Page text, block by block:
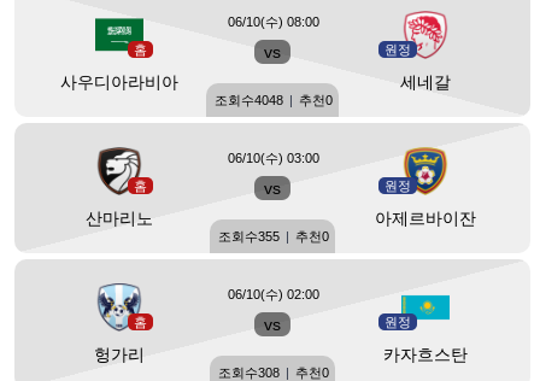
홈
사우디아라비아
vs 원정
세네갈
06/10(수) 08:00
조회수4048 | 추천0
홈
산마리노
vs 원정
아제르바이잔
06/10(수) 03:00
조회수355 | 추천0
홈
헝가리
vs 원정
카자흐스탄
06/10(수) 02:00
조회수308 | 추천0